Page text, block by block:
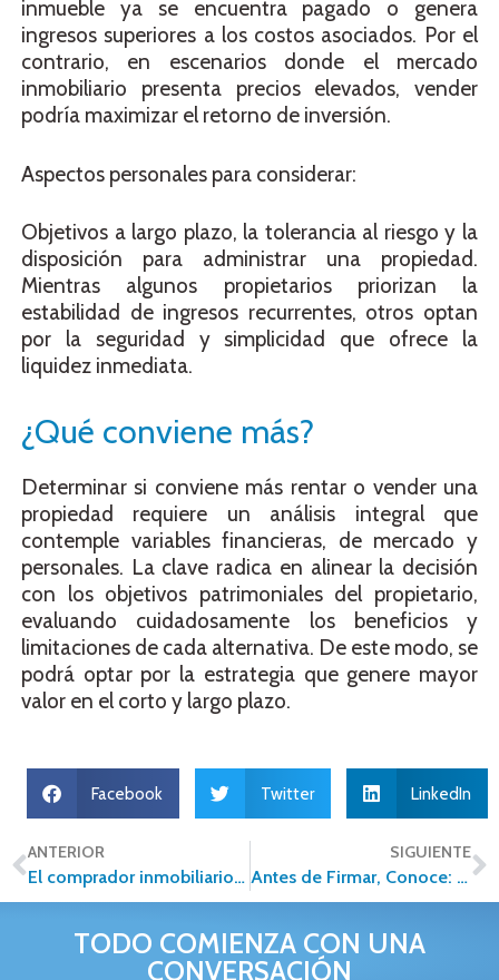
inmueble ya se encuentra pagado o genera
ingresos superiores a los costos asociados. Por el
contrario, en escenarios donde el mercado
inmobiliario presenta precios elevados, vender
podría maximizar el retorno de inversión.
Aspectos personales para considerar:
Objetivos a largo plazo, la tolerancia al riesgo y la
disposición para administrar una propiedad.
Mientras algunos propietarios priorizan la
estabilidad de ingresos recurrentes, otros optan
por la seguridad y simplicidad que ofrece la
liquidez inmediata.
¿Qué conviene más?
Determinar si conviene más rentar o vender una
propiedad requiere un análisis integral que
contemple variables financieras, de mercado y
personales. La clave radica en alinear la decisión
con los objetivos patrimoniales del propietario,
evaluando cuidadosamente los beneficios y
limitaciones de cada alternativa. De este modo, se
podrá optar por la estrategia que genere mayor
valor en el corto y largo plazo.
Facebook Twitter LinkedIn
ANTERIOR
El comprador inmobiliario digital en Cancún: claves para competir en 2026
SIGUIENTE
Antes de Firmar, Conoce: Los Términos Inmobiliarios que Pueden Salvar (o Arruinar) tu Inversión
TODO COMIENZA CON UNA
CONVERSACIÓN